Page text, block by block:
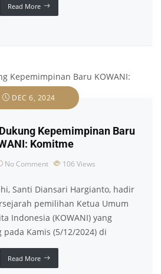
Read More
DEC 6, 2024
Kepemimpinan Baru
Komitme
No Comment 106 Views
Santi Diansari Hargianto, hadir
pemilihan Ketua Umum
Indonesia (KOWANI) yang
pada Kamis (5/12/2024) di
Read More